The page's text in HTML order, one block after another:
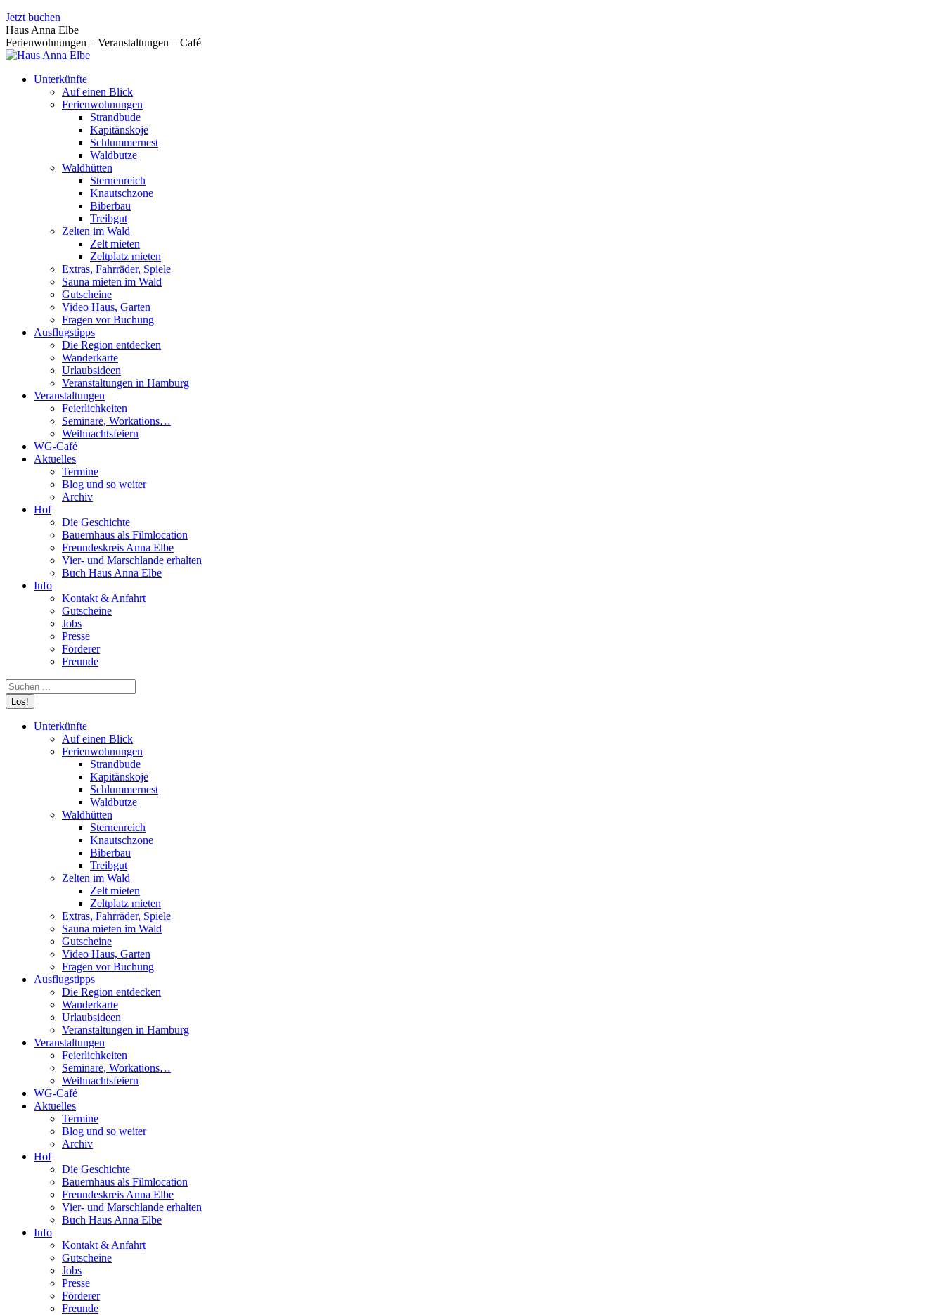
Zum
Inhalt
springen
Jetzt buchen
Haus Anna Elbe
Ferienwohnungen – Veranstaltungen – Café
Unterkünfte
Auf einen Blick
Ferienwohnungen
Strandbude
Kapitänskoje
Schlummernest
Waldbutze
Waldhütten
Sternenreich
Knautschzone
Biberbau
Treibgut
Zelten im Wald
Zelt mieten
Zeltplatz mieten
Extras, Fahrräder, Spiele
Sauna mieten im Wald
Gutscheine
Video Haus, Garten
Fragen vor Buchung
Ausflugstipps
Die Region entdecken
Wanderkarte
Urlaubsideen
Veranstaltungen in Hamburg
Veranstaltungen
Feierlichkeiten
Seminare, Workations…
Weihnachtsfeiern
WG-Café
Aktuelles
Termine
Blog und so weiter
Archiv
Hof
Die Geschichte
Bauernhaus als Filmlocation
Freundeskreis Anna Elbe
Vier- und Marschlande erhalten
Buch Haus Anna Elbe
Info
Kontakt & Anfahrt
Gutscheine
Jobs
Presse
Förderer
Freunde
Search:
Unterkünfte
Auf einen Blick
Ferienwohnungen
Strandbude
Kapitänskoje
Schlummernest
Waldbutze
Waldhütten
Sternenreich
Knautschzone
Biberbau
Treibgut
Zelten im Wald
Zelt mieten
Zeltplatz mieten
Extras, Fahrräder, Spiele
Sauna mieten im Wald
Gutscheine
Video Haus, Garten
Fragen vor Buchung
Ausflugstipps
Die Region entdecken
Wanderkarte
Urlaubsideen
Veranstaltungen in Hamburg
Veranstaltungen
Feierlichkeiten
Seminare, Workations…
Weihnachtsfeiern
WG-Café
Aktuelles
Termine
Blog und so weiter
Archiv
Hof
Die Geschichte
Bauernhaus als Filmlocation
Freundeskreis Anna Elbe
Vier- und Marschlande erhalten
Buch Haus Anna Elbe
Info
Kontakt & Anfahrt
Gutscheine
Jobs
Presse
Förderer
Freunde